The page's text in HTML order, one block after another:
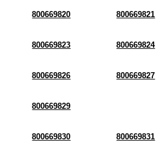
800669820 800669821
800669823 800669824
800669826 800669827
800669829
800669830 800669831